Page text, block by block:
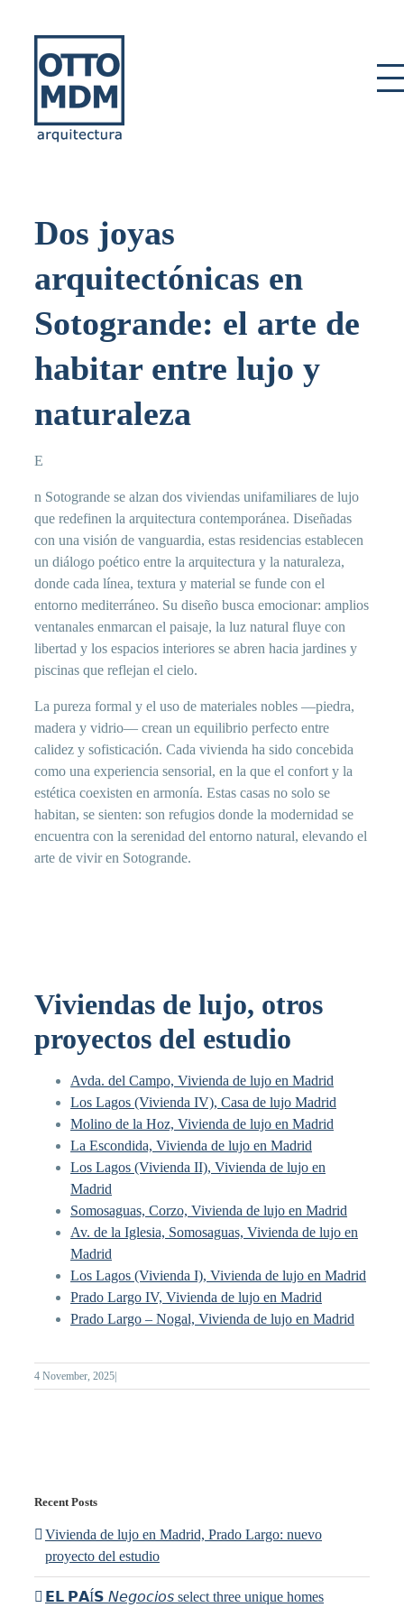
content
Dos joyas
arquitectónicas en
Sotogrande: el arte de
habitar entre lujo y
naturaleza
E
n Sotogrande se alzan dos viviendas unifamiliares de lujo
que redefinen la arquitectura contemporánea. Diseñadas
con una visión de vanguardia, estas residencias establecen
un diálogo poético entre la arquitectura y la naturaleza,
donde cada línea, textura y material se funde con el
entorno mediterráneo. Su diseño busca emocionar: amplios
ventanales enmarcan el paisaje, la luz natural fluye con
libertad y los espacios interiores se abren hacia jardines y
piscinas que reflejan el cielo.
La pureza formal y el uso de materiales nobles —piedra,
madera y vidrio— crean un equilibrio perfecto entre
calidez y sofisticación. Cada vivienda ha sido concebida
como una experiencia sensorial, en la que el confort y la
estética coexisten en armonía. Estas casas no solo se
habitan, se sienten: son refugios donde la modernidad se
encuentra con la serenidad del entorno natural, elevando el
arte de vivir en Sotogrande.
Viviendas de lujo, otros
proyectos del estudio
Avda. del Campo, Vivienda de lujo en Madrid
Los Lagos (Vivienda IV), Casa de lujo Madrid
Molino de la Hoz, Vivienda de lujo en Madrid
La Escondida, Vivienda de lujo en Madrid
Los Lagos (Vivienda II), Vivienda de lujo en
Madrid
Somosaguas, Corzo, Vivienda de lujo en Madrid
Av. de la Iglesia, Somosaguas, Vivienda de lujo en
Madrid
Los Lagos (Vivienda I), Vivienda de lujo en Madrid
Prado Largo IV, Vivienda de lujo en Madrid
Prado Largo – Nogal, Vivienda de lujo en Madrid
4 November, 2025|
Recent Posts
Vivienda de lujo en Madrid, Prado Largo: nuevo
proyecto del estudio
𝗘𝗟 𝗣𝗔Í𝗦 𝘕𝘦𝘨𝘰𝘤𝘪𝘰𝘴 select three unique homes